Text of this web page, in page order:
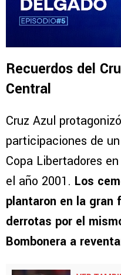
Recuerdos del
Central
Cruz Azul
participaciones de
Copa Libertadores
el año 2001. Los
plantaron en la gran
derrotas por el
Bombonera a